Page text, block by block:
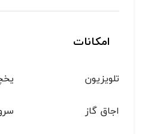
امکانات
تلویزیون
اجاق گاز